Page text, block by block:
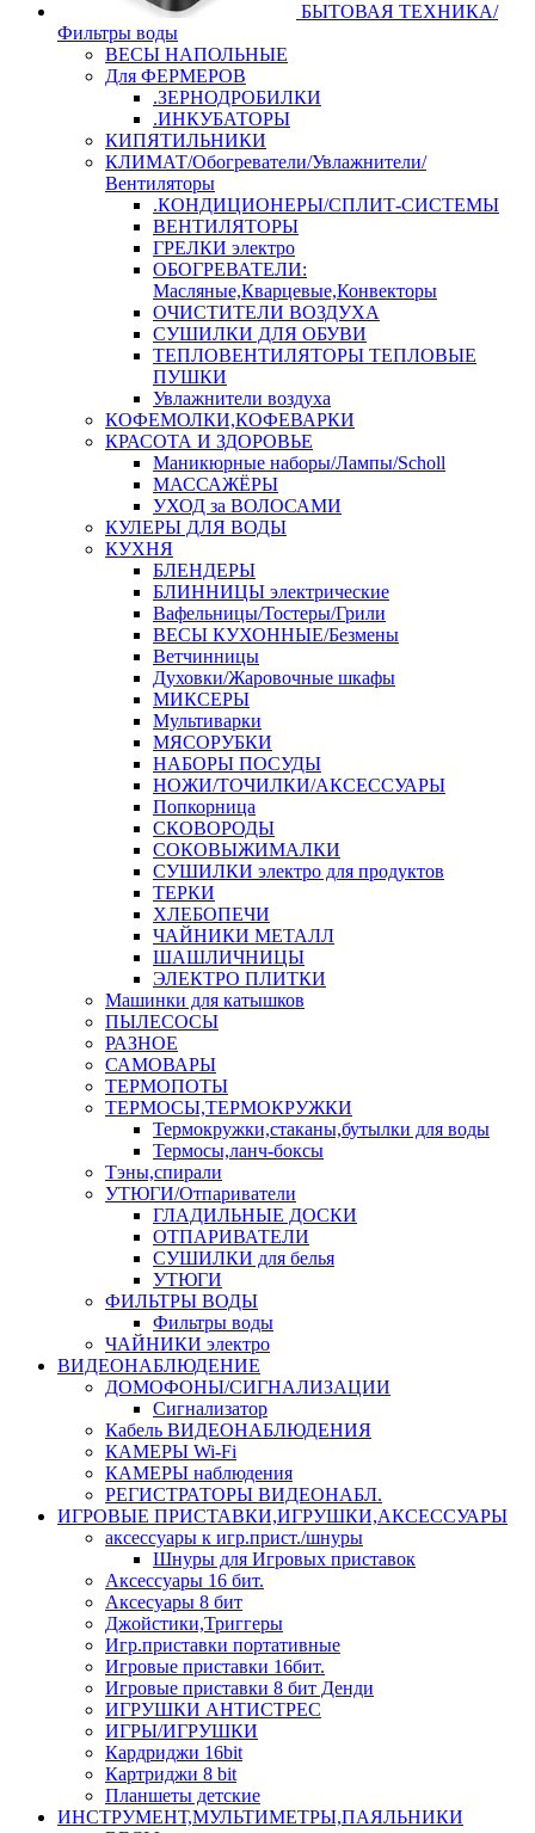
БЫТОВАЯ ТЕХНИКА/
Фильтры воды
ВЕСЫ НАПОЛЬНЫЕ
Для ФЕРМЕРОВ
.ЗЕРНОДРОБИЛКИ
.ИНКУБАТОРЫ
КИПЯТИЛЬНИКИ
КЛИМАТ/Обогреватели/Увлажнители/
Вентиляторы
.КОНДИЦИОНЕРЫ/СПЛИТ-СИСТЕМЫ
ВЕНТИЛЯТОРЫ
ГРЕЛКИ электро
ОБОГРЕВАТЕЛИ:
Масляные,Кварцевые,Конвекторы
ОЧИСТИТЕЛИ ВОЗДУХА
СУШИЛКИ ДЛЯ ОБУВИ
ТЕПЛОВЕНТИЛЯТОРЫ ТЕПЛОВЫЕ
ПУШКИ
Увлажнители воздуха
КОФЕМОЛКИ,КОФЕВАРКИ
КРАСОТА И ЗДОРОВЬЕ
Маникюрные наборы/Лампы/Scholl
МАССАЖЁРЫ
УХОД за ВОЛОСАМИ
КУЛЕРЫ ДЛЯ ВОДЫ
КУХНЯ
БЛЕНДЕРЫ
БЛИННИЦЫ электрические
Вафельницы/Тостеры/Грили
ВЕСЫ КУХОННЫЕ/Безмены
Ветчинницы
Духовки/Жаровочные шкафы
МИКСЕРЫ
Мультиварки
МЯСОРУБКИ
НАБОРЫ ПОСУДЫ
НОЖИ/ТОЧИЛКИ/АКСЕССУАРЫ
Попкорница
СКОВОРОДЫ
СОКОВЫЖИМАЛКИ
СУШИЛКИ электро для продуктов
ТЕРКИ
ХЛЕБОПЕЧИ
ЧАЙНИКИ МЕТАЛЛ
ШАШЛИЧНИЦЫ
ЭЛЕКТРО ПЛИТКИ
Машинки для катышков
ПЫЛЕСОСЫ
РАЗНОЕ
САМОВАРЫ
ТЕРМОПОТЫ
ТЕРМОСЫ,ТЕРМОКРУЖКИ
Термокружки,стаканы,бутылки для воды
Термосы,ланч-боксы
Тэны,спирали
УТЮГИ/Отпариватели
ГЛАДИЛЬНЫЕ ДОСКИ
ОТПАРИВАТЕЛИ
СУШИЛКИ для белья
УТЮГИ
ФИЛЬТРЫ ВОДЫ
Фильтры воды
ЧАЙНИКИ электро
ВИДЕОНАБЛЮДЕНИЕ
ДОМОФОНЫ/СИГНАЛИЗАЦИИ
Сигнализатор
Кабель ВИДЕОНАБЛЮДЕНИЯ
КАМЕРЫ Wi-Fi
КАМЕРЫ наблюдения
РЕГИСТРАТОРЫ ВИДЕОНАБЛ.
ИГРОВЫЕ ПРИСТАВКИ,ИГРУШКИ,АКСЕССУАРЫ
аксесcуары к игр.прист./шнуры
Шнуры для Игровых приставок
Аксессуары 16 бит.
Аксесуары 8 бит
Джойстики,Триггеры
Игр.приставки портативные
Игровые приставки 16бит.
Игровые приставки 8 бит Денди
ИГРУШКИ АНТИСТРЕС
ИГРЫ/ИГРУШКИ
Кардриджи 16bit
Картриджи 8 bit
Планшеты детские
ИНСТРУМЕНТ,МУЛЬТИМЕТРЫ,ПАЯЛЬНИКИ